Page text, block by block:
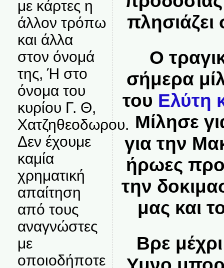
με κάρτες η
άλλον τρόπω
και άλλα
στον όνομά
της, Ή στο
όνομα του
κυρίου Γ. Θ,
Χατζηθεοδωρου.
Δεν έχουμε
καμία
χρηματική
απαίτηση
από τους
αναγνώστες
με
οποιοδήποτε
Ο
σήμερα
του Ελύτη
Μίλησε
για την
ήρωες
την
μας και
Βρε